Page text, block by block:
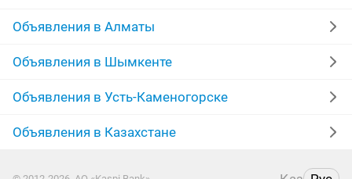
Объявления в Алматы
Объявления в Шымкенте
Объявления в Усть-Каменогорске
Объявления в Казахстане